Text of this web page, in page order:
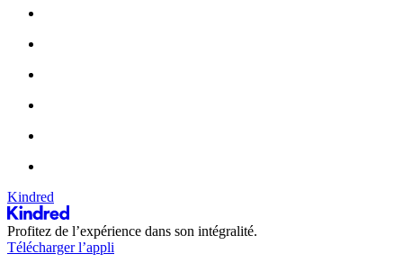
Kindred
Profitez de l’expérience dans son intégralité.
Télécharger l’appli